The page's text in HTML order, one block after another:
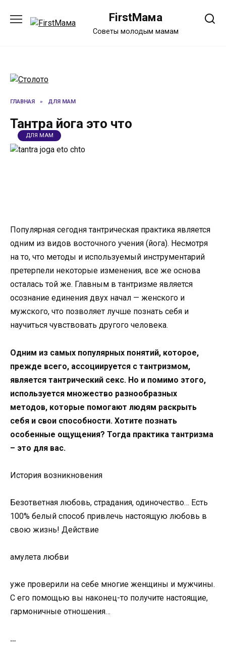
содержанию
FirstМама
Советы молодым мамам
ГЛАВНАЯ » ДЛЯ МАМ
Тантра йога это что
ДЛЯ МАМ
Популярная сегодня тантрическая практика является
одним из видов восточного учения (йога). Несмотря
на то, что методы и используемый инструментарий
претерпели некоторые изменения, все же основа
осталась той же. Главным в тантризме является
осознание единения двух начал — женского и
мужского, что позволяет лучше познать себя и
научиться чувствовать другого человека.
Одним из самых популярных понятий, которое,
прежде всего, ассоциируется с тантризмом,
является тантрический секс. Но и помимо этого,
используется множество разнообразных
методов, которые помогают людям раскрыть
себя и свои способности. Хотите познать
особенные ощущения? Тогда практика тантризма
– это для вас.
История возникновения
Безответная любовь, страдания, одиночество… Есть
100% белый способ привлечь настоящую любовь в
свою жизнь! Действие
амулета любви
уже проверили на себе многие женщины и мужчины.
С его помощью вы наконец-то получите настоящие,
гармоничные отношения…
…